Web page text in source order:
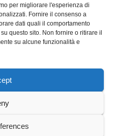
per migliorare l'esperienza di
Fornire il consenso a
dati quali il comportamento
questo sito. Non fornire o ritirare il
su alcune funzionalità e
Newspaperex di
specialistico bracciano